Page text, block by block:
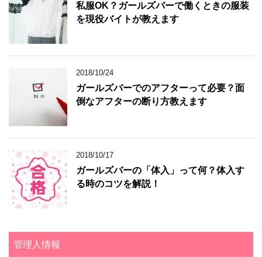
私服OK？ガールズバーで働くときの服装
を現役バイトが教えます
2018/10/24
ガールズバーでのアフターって必要？面
倒なアフターの断り方教えます
2018/10/17
ガールズバーの「体入」って何？体入す
る時のコツを解説！
管理人情報